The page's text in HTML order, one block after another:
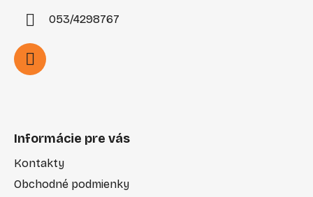
053/4298767
Informácie pre vás
Kontakty
Obchodné podmienky